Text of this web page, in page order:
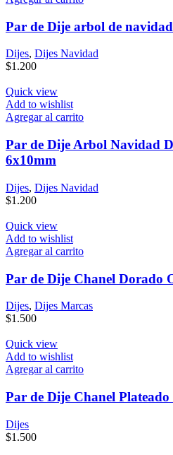
Par de Dije arbol de
Dijes, Dijes Navidad
$1.200
Quick view
Add to wishlist
Agregar al carrito
Par de Dije Arbol Navidad
6x10mm
Dijes, Dijes Navidad
$1.200
Quick view
Add to wishlist
Agregar al carrito
Par de Dije Chanel Dorado
Dijes, Dijes Marcas
$1.500
Quick view
Add to wishlist
Agregar al carrito
Par de Dije Chanel
Dijes
$1.500